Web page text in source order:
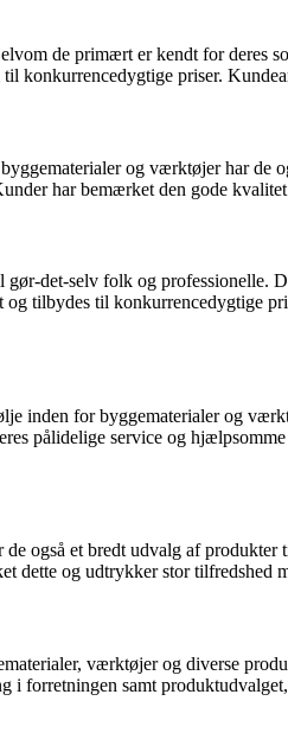
de primært er kendt for deres
priser.
og værktøjer har de
har bemærket den gode
det-selv folk og professionelle.
tilbydes til konkurrencedygtige
inden for byggematerialer og
pålidelige service og
også et bredt udvalg af
og udtrykker stor tilfredshed
værktøjer og diverse
forretningen samt